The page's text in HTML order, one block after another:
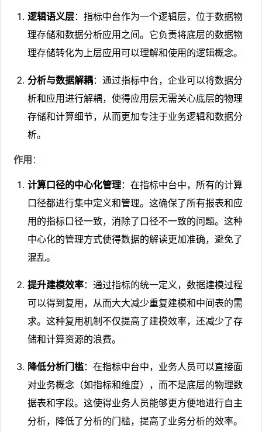
逻辑语义层：指标中台作为一个逻辑层，位于数据物
理存储和数据分析应用之间。它负责将底层的数据物
理存储转化为上层应用可以理解和使用的逻辑概念。
分析与数据解耦：通过指标中台，企业可以将数据分
析和应用进行解耦，使得应用层无需关心底层的物理
存储和计算细节，从而更加专注于业务逻辑和数据分
析。
作用 ：
计算口径的中心化管理：在指标中台中，所有的计算
口径都进行集中定义和管理。这确保了所有报表和应
用的指标口径一致，消除了口径不一致的问题。这种
中心化的管理方式使得数据的解读更加准确，避免了
混乱。
提升建模效率：通过指标的统一定义，数据建模过程
可以得到复用，从而大大减少重复建模和中间表的需
求。这种复用机制不仅提高了建模效率，还减少了存
储和计算资源的浪费。
降低分析门槛：在指标中台中，业务人员可以直接面
对业务概念（如指标和维度），而不是底层的物理数
据表和字段。这使得业务人员能够更方便地进行自主
分析，降低了分析的门槛，提高了业务分析的效率。